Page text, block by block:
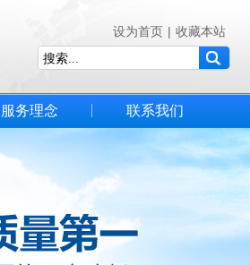
设为首页 | 收藏本站
服务理念 联系我们